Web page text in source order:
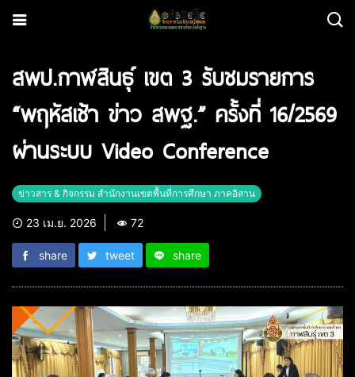
สพป.กาฬสินธุ์ เขต 3 รับชมรายการ
“พฤหัสเช้า ข่าว สพฐ.” ครั้งที่ 16/2569
ผ่านระบบ Video Conference
ข่าวสาร & กิจกรรม สำนักงานเขตพื้นที่การศึกษา ภาคอิสาน
23 เม.ย. 2026 72
share tweet share